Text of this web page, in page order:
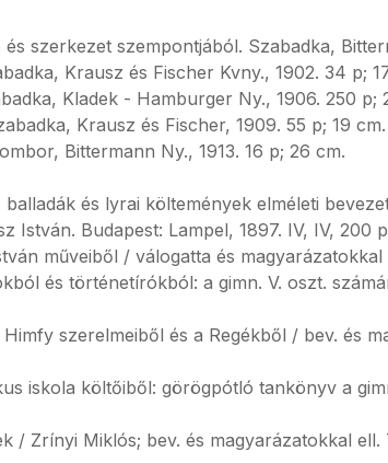
szerkezet szempontjából. Szabadka,
Krausz és Fischer Kvny., 1902. 34 p;
Kladek - Hamburger Ny., 1906. 250 p;
Krausz és Fischer, 1909. 55 p; 19 cm.
Bittermann Ny., 1913. 16 p; 26 cm.
és lyrai költemények elméleti
István. Budapest: Lampel, 1897. IV, IV, 200
műveiből / válogatta és
és történetírókból: a gimn. V. oszt.
szerelmeiből és a Regékből / bev. és
iskola költőiből: görögpótló tankönyv a
/ Zrínyi Miklós; bev. és magyarázatokkal